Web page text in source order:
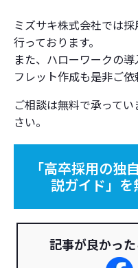
ミズサキ株式会社では
行っております。
また、ハローワークの
フレット作成も是非ご依
ご相談は無料で承って
さい。
「高卒採用の独
説ガイド」
記事が良かっ